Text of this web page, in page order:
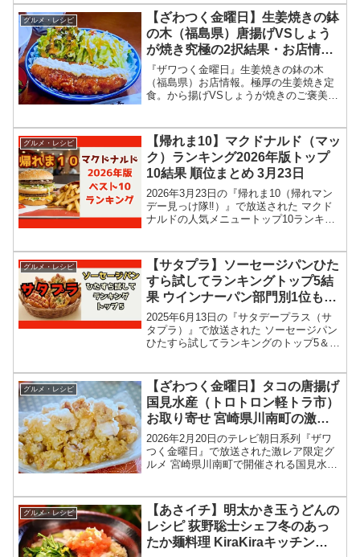
は、料理研究家の牛尾理恵さんが登場！
鶏手羽で作る参鶏...
グルメ・レシピ
【ざわつく金曜日】生姜焼きの鉢
の木（福島県）唐揚げVSしょう
が焼き究極の2択結果・お店情報
2026年4月10日
『ザワつく金曜日』生姜焼きの鉢の木
（福島県）お店情報。極厚の生姜焼き定
食。から揚げVSしょうが焼きのご褒美グ
の定番２品、多数派の結果は？今回のざ
わつく金曜日では、唐揚げ生姜焼き対決
で多数派を予想。2026年4月10日
グルメ・レシピ
【帰れま10】マクドナルド（マッ
ク）ランキング2026年版トップ
10結果 順位まとめ 3月23日
2026年3月23日の『帰れま10（帰れマン
デー見っけ隊‼︎）』で放送された マクド
ナルドの人気メニュートップ10ランキン
新トップ10ランキングを当てます。5年前
の...
グルメ・レシピ
【サタプラ】ソーセージパンひた
すら試してランキングトップ5結
果 ウインナーパン部門別1位も！
2026年6月13日
2025年6月13日の『サタデープラス（サ
タプラ）』で放送された ソーセージパン
ひたすら試してランキングのトップ5＆部
をもとに、コンビニ、スーパーなどで買
える 12種...
グルメ・レシピ
【ざわつく金曜日】タコの唐揚げ
国見水産（トロトロン軽トラ市）
お取り寄せ 宮崎県川南町の激レ
ア限定グルメお店情報2026年2月
20日
2026年2月20日のテレビ朝日系列『ザワ
つく金曜日』で放送された激レア限定グ
ルメ 宮崎県川南町で開催される国見水産
金曜日では、全国の激レア限定グル獲得
を目指して、高嶋...
グルメ・レシピ
【あさイチ】明太かき玉うどんの
レシピ 荻野聡士シェフ冬のあっ
たか麺料理 KiraKiraキッチン